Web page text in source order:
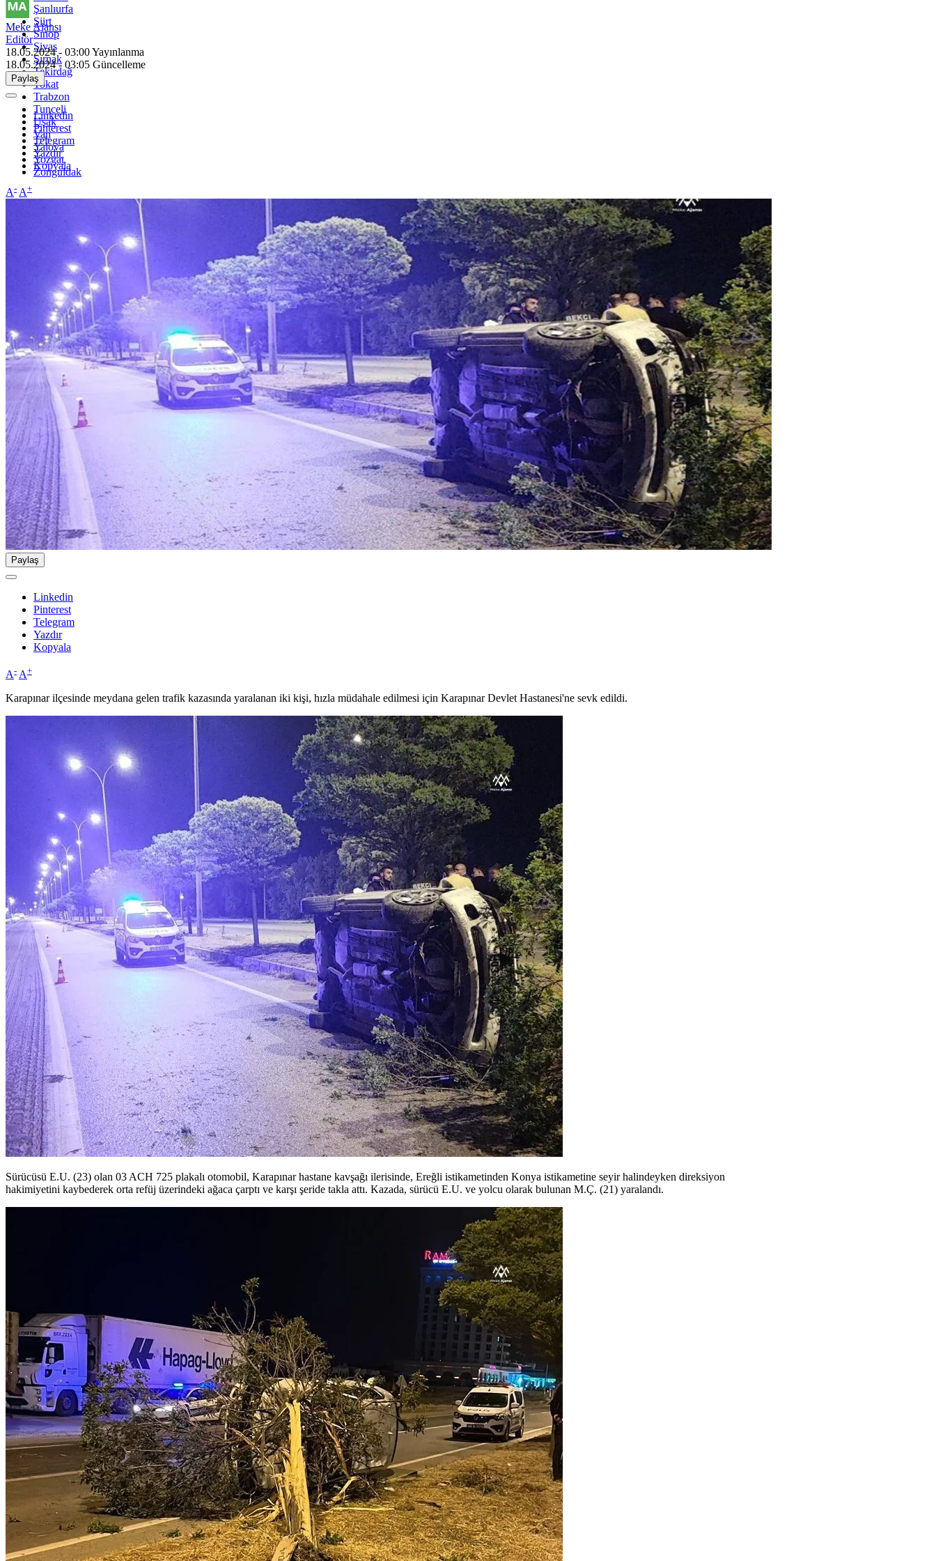
Şanlıurfa
Siirt
Sinop
Sivas
Şırnak
Tekirdağ
Tokat
Trabzon
Tunceli
Uşak
Van
Yalova
Yozgat
Zonguldak
Meke Ajansı
Editör
18.05.2024 - 03:00Yayınlanma
18.05.2024 - 03:05 Güncelleme
Paylaş
Linkedin
Pinterest
Telegram
Yazdır
Kopyala
A- A+
Paylaş
Linkedin
Pinterest
Telegram
Yazdır
Kopyala
A- A+
Karapınar ilçesinde meydana gelen trafik kazasında yaralanan iki kişi, hızla müdahale edilmesi için Karapınar Devlet Hastanesi'ne sevk edildi.
Sürücüsü E.U. (23) olan 03 ACH 725 plakalı otomobil, Karapınar hastane kavşağı ilerisinde, Ereğli istikametinden Konya istikametine seyir halindeyken direksiyon
hakimiyetini kaybederek orta refüj üzerindeki ağaca çarptı ve karşı şeride takla attı. Kazada, sürücü E.U. ve yolcu olarak bulunan M.Ç. (21) yaralandı.